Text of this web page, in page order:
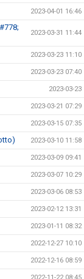
2023-04-01 16:46
2023-03-31 11:44
2023-03-23 11:10
2023-03-23 07:40
2023-03-23
2023-03-21 07:29
2023-03-15 07:35
2023-03-10 11:58
2023-03-09 09:41
2023-03-07 10:29
2023-03-06 08:53
2023-02-12 13:31
2023-01-11 08:32
2022-12-27 10:10
2022-12-16 08:59